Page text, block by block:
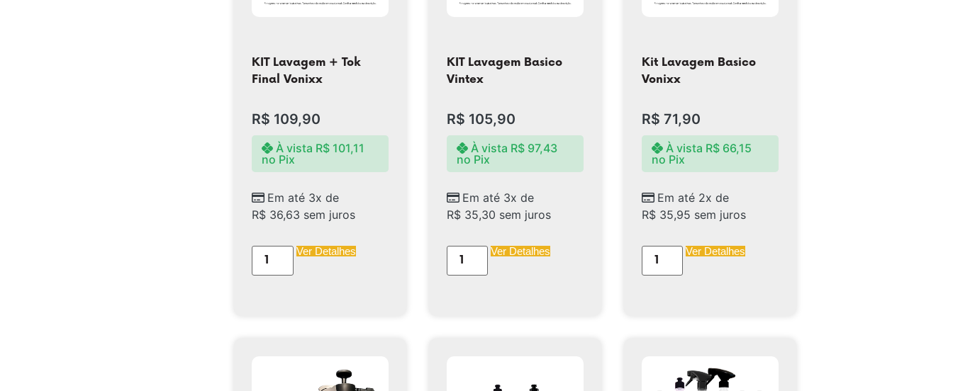
KIT Lavagem + Tok
Final Vonixx
R$ 109,90
Em até 3x de
R$ 36,63 sem juros
À vista R$ 101,11
no Pix
Ver Detalhes
KIT Lavagem Basico
Vintex
R$ 105,90
Em até 3x de
R$ 35,30 sem juros
À vista R$97,43
no Pix
Ver Detalhes
Kit Lavagem Basico
Vonixx
R$ 71,90
Em até 2x de
R$ 35,95 sem juros
À vista R$66,15
no Pix
Ver Detalhes